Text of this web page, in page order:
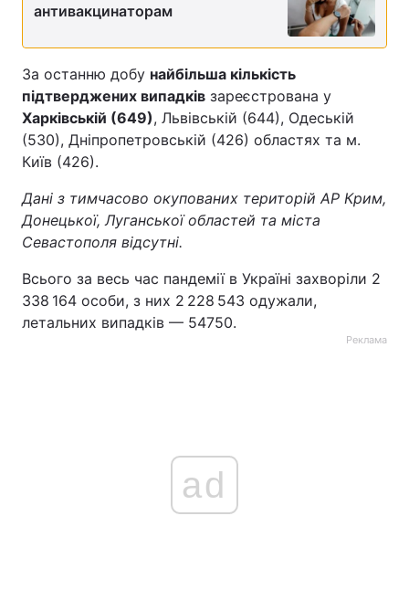
антивакцинаторам
За останню добу найбільша кількість
підтверджених випадків зареєстрована у
Харківській (649), Львівській (644), Одеській
(530), Дніпропетровській (426) областях та м.
Київ (426).
Дані з тимчасово окупованих територій АР Крим,
Донецької, Луганської областей та міста
Севастополя відсутні.
Всього за весь час пандемії в Україні захворіли 2
338 164 особи, з них 2 228 543 одужали,
летальних випадків — 54750.
Реклама
ad